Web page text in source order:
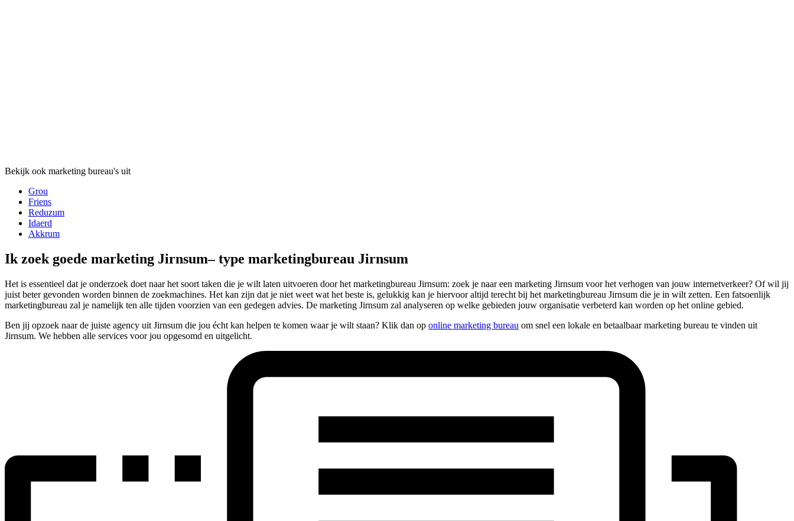
Bekijk ook marketing bureau's uit
Grou
Friens
Reduzum
Idaerd
Akkrum
Ik zoek goede marketing Jirnsum– type marketingbureau Jirnsum
Het is essentieel dat je onderzoek doet naar het soort taken die je wilt laten uitvoeren door het marketingbureau Jirnsum: zoek je naar een marketing Jirnsum voor het verhogen van jouw internetverkeer? Of wil jij
juist beter gevonden worden binnen de zoekmachines. Het kan zijn dat je niet weet wat het beste is, gelukkig kan je hiervoor altijd terecht bij het marketingbureau Jirnsum die je in wilt zetten. Een fatsoenlijk
marketingbureau zal je namelijk ten alle tijden voorzien van een gedegen advies. De marketing Jirnsum zal analyseren op welke gebieden jouw organisatie verbeterd kan worden op het online gebied.
Ben jij opzoek naar de juiste agency uit Jirnsum die jou écht kan helpen te komen waar je wilt staan? Klik dan op online marketing bureau om snel een lokale en betaalbaar marketing bureau te vinden uit
Jirnsum. We hebben alle services voor jou opgesomd en uitgelicht.